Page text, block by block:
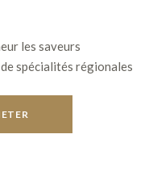
les saveurs
spécialités régionales
le meilleur de